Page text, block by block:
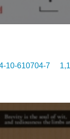
10-610704-7